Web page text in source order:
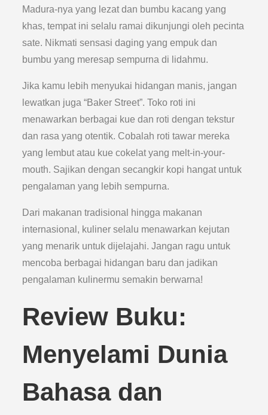
Madura-nya yang lezat dan bumbu kacang yang
khas, tempat ini selalu ramai dikunjungi oleh pecinta
sate. Nikmati sensasi daging yang empuk dan
bumbu yang meresap sempurna di lidahmu.
Jika kamu lebih menyukai hidangan manis, jangan
lewatkan juga “Baker Street”. Toko roti ini
menawarkan berbagai kue dan roti dengan tekstur
dan rasa yang otentik. Cobalah roti tawar mereka
yang lembut atau kue cokelat yang melt-in-your-
mouth. Sajikan dengan secangkir kopi hangat untuk
pengalaman yang lebih sempurna.
Dari makanan tradisional hingga makanan
internasional, kuliner selalu menawarkan kejutan
yang menarik untuk dijelajahi. Jangan ragu untuk
mencoba berbagai hidangan baru dan jadikan
pengalaman kulinermu semakin berwarna!
Review Buku:
Menyelami Dunia
Bahasa dan